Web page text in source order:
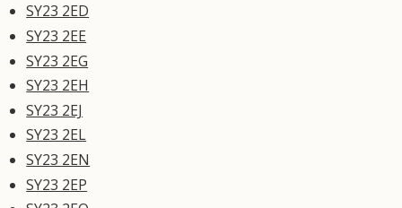
SY23 2ED
SY23 2EE
SY23 2EG
SY23 2EH
SY23 2EJ
SY23 2EL
SY23 2EN
SY23 2EP